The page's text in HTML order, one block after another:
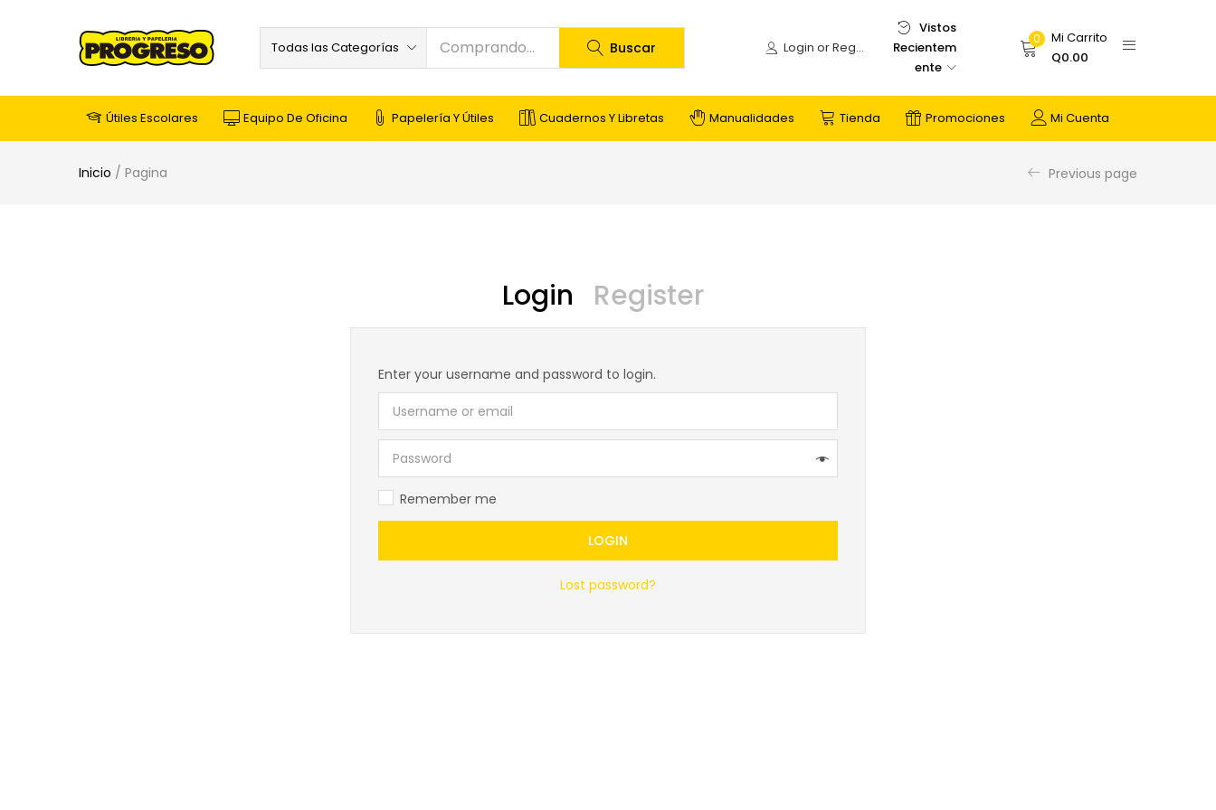
Todas las Categorías Buscar Login or Register
Vistos
Recientem
ente
0
Mi Carrito
Q0.00
Útiles Escolares Equipo De Oficina Papelería Y Útiles Cuadernos Y Libretas Manualidades Tienda Promociones Mi Cuenta
Inicio / Pagina Previous page
Login Register
Enter your username and password to login.
Remember me
LOGIN
Lost password?